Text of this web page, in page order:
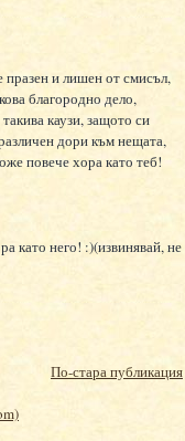
и лишен от смисъл,
благородно дело,
каузи, защото си
дори към нещата,
повече хора като теб!
като него! :)(извинявай, не
По-стара публикация